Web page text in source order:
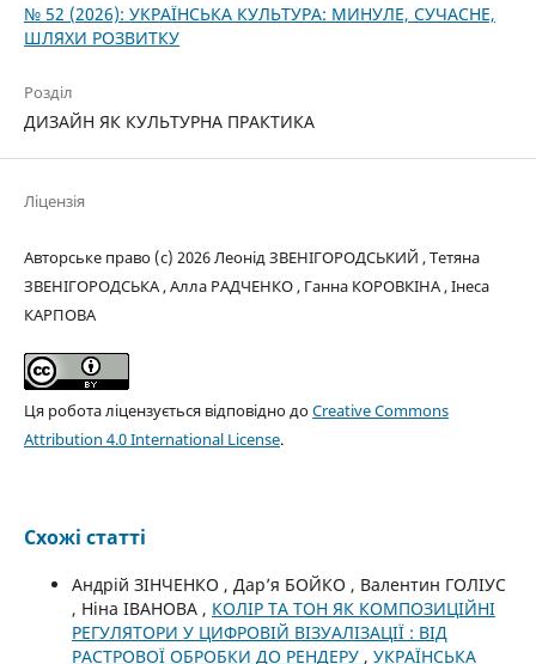
№ 52 (2026): УКРАЇНСЬКА КУЛЬТУРА: МИНУЛЕ, СУЧАСНЕ,
ШЛЯХИ РОЗВИТКУ
Розділ
ДИЗАЙН ЯК КУЛЬТУРНА ПРАКТИКА
Ліцензія
Авторське право (c) 2026 Леонід ЗВЕНІГОРОДСЬКИЙ , Тетяна
ЗВЕНІГОРОДСЬКА , Алла РАДЧЕНКО , Ганна КОРОВКІНА , Інеса
КАРПОВА
Ця робота ліцензується відповідно доCreative Commons
Attribution 4.0 International License.
Схожі статті
Андрій ЗІНЧЕНКО , Дар’я БОЙКО , Валентин ГОЛІУС
, Ніна ІВАНОВА , КОЛІР ТА ТОН ЯК КОМПОЗИЦІЙНІ
РЕГУЛЯТОРИ У ЦИФРОВІЙ ВІЗУАЛІЗАЦІЇ : ВІД
РАСТРОВОЇ ОБРОБКИ ДО РЕНДЕРУ , УКРАЇНСЬКА